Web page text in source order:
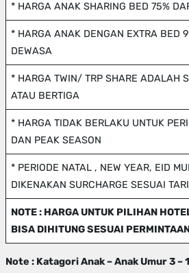
* HARGA ANAK SHARING BED 75%
* HARGA ANAK DENGAN EXTRA BED
DEWASA
* HARGA TWIN/ TRP SHARE ADALAH
ATAU BERTIGA
* HARGA TIDAK BERLAKU UNTUK
DAN PEAK SEASON
* PERIODE NATAL , NEW YEAR, EID
DIKENAKAN SURCHARGE SESUAI
NOTE : HARGA UNTUK PILIHAN
BISA DIHITUNG SESUAI
Note : Katagori Anak – Anak Umur 3 –